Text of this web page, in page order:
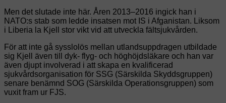
Men det slutade inte här. Åren 2013–2016 ingick han i
NATO:s stab som ledde insatsen mot IS i Afganistan. Liksom
i Liberia la Kjell stor vikt vid att utveckla fältsjukvården.
För att inte gå sysslolös mellan utlandsuppdragen utbildade
sig Kjell även till dyk- flyg- och höghöjdsläkare och han var
även djupt involverad i att skapa en kvalificerad
sjukvårdsorganisation för SSG (Särskilda Skyddsgruppen)
senare benämnd SOG (Särskilda Operationsgruppen) som
vuxit fram ur FJS.